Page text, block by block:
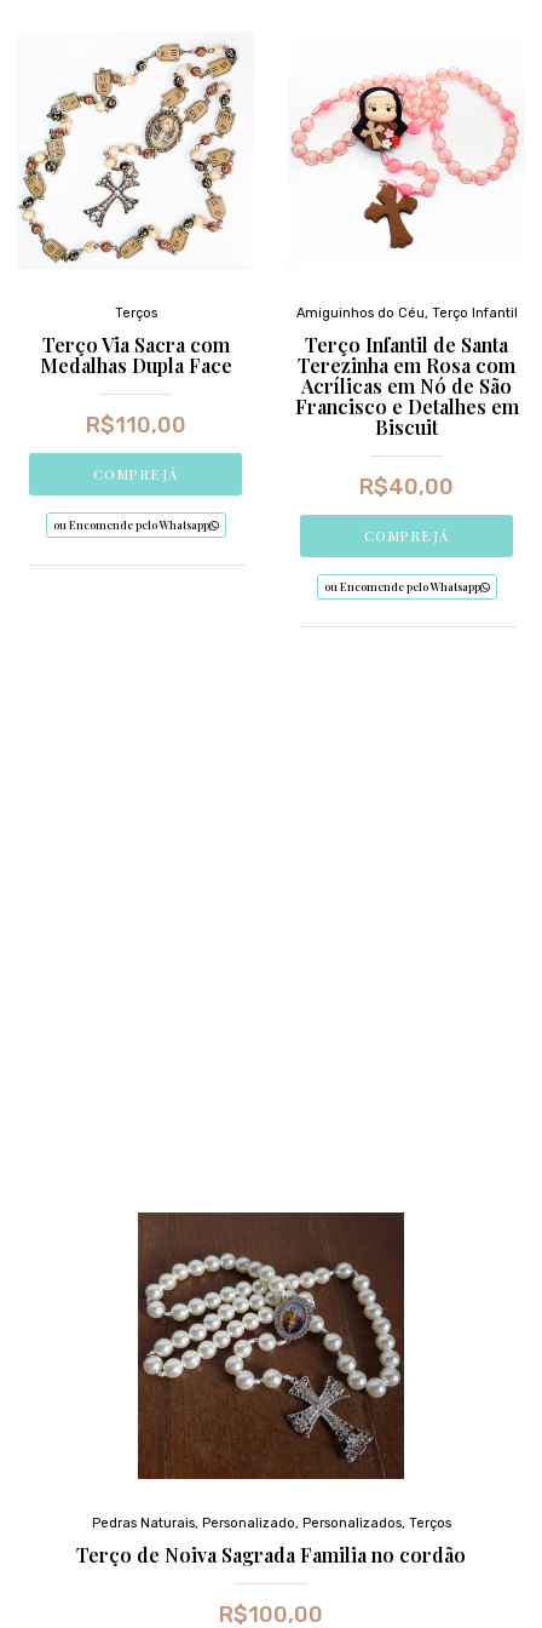
Terços
Terço Via Sacra com
Medalhas Dupla Face
R$110,00
COMPRE JÁ
ou Encomende pelo Whatsapp
Amiguinhos do Céu, Terço Infantil
Terço Infantil de Santa
Terezinha em Rosa com
Acrílicas em Nó de São
Francisco e Detalhes em
Biscuit
R$40,00
COMPRE JÁ
ou Encomende pelo Whatsapp
Pedras Naturais, Personalizado, Personalizados, Terços
Terço de Noiva Sagrada Familia no cordão
R$100,00